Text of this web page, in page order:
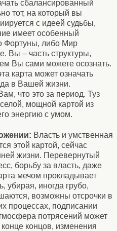
сбалансированный
тот, на который вы
с идеей судьбы,
имеет особенный
Фортуны, либо Мир
Вы – часть структуры,
Вы сами можете осознать.
карта может означать
в Вашей жизни.
что это за период. Туз
мощной картой из
энергию с умом.
Власть и умственная
этой картой, сейчас
жизни. Перевернутый
борьбу за власть, даже
мечом прокладывает
убирая, иногда грубо,
возможны отсрочки в
процессах, подписании
потрясений может
концов, изменения